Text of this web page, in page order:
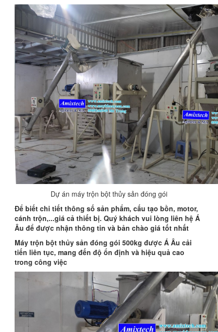
Dự án máy trộn bột thủy sản đóng gói
Để biết chi tiết thông số sản phẩm, cấu tạo bồn, motor,
cánh trộn,...giá cả thiết bị. Quý khách vui lòng liên hệ Á
Âu để được nhận thông tin và bản chào giá tốt nhất
Máy trộn bột thủy sản đóng gói 500kg được Á Âu cải
tiến liên tục, mang đến độ ổn định và hiệu quả cao
trong công việc